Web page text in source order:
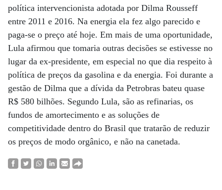
política intervencionista adotada por Dilma Rousseff
entre 2011 e 2016. Na energia ela fez algo parecido e
paga-se o preço até hoje. Em mais de uma oportunidade,
Lula afirmou que tomaria outras decisões se estivesse no
lugar da ex-presidente, em especial no que dia respeito à
política de preços da gasolina e da energia. Foi durante a
gestão de Dilma que a dívida da Petrobras bateu quase
R$ 580 bilhões. Segundo Lula, são as refinarias, os
fundos de amortecimento e as soluções de
competitividade dentro do Brasil que tratarão de reduzir
os preços de modo orgânico, e não na canetada.